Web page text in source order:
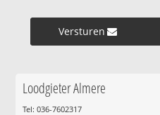
Versturen »
Loodgieter Almere
Tel: 036-7602317